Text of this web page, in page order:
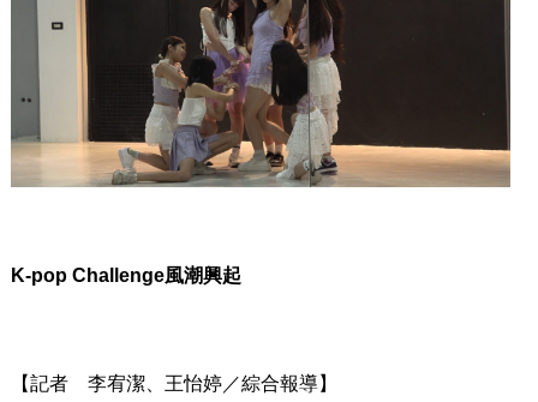
K-pop Challenge風潮興起
【記者 李宥潔、王怡婷／綜合報導】